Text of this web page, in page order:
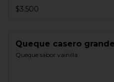
$3.500
Queque casero grande
Queque sabor vainilla